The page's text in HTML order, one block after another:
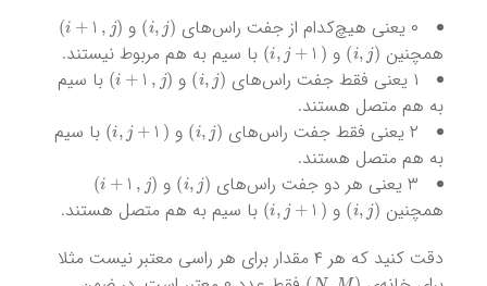
۰ یعنی هیچ‌کدام از جفت راس‌های
,
) و i+ 1 j
)
همچنین
(
i,j
) و (
i,j+1
) با سیم به هم مربوط نیستند.
۱ یعنی فقط جفت راس‌های
(
i,j
) و (
i+1,j
) با سیم
به هم متصل هستند.
۲ یعنی فقط جفت راس‌های
,
) و (
i, +1
) با سیم
به هم متصل هستند.
۳ یعنی هر دو جفت راس‌های
,
) و i+ 1 j
)
همچنین
i,j
) و (
i, +1
) با سیم به هم متصل هستند.
دقت کنید که هر ۴ مقدار برای هر راسی معتبر نیست مثلا
(
N,M
)